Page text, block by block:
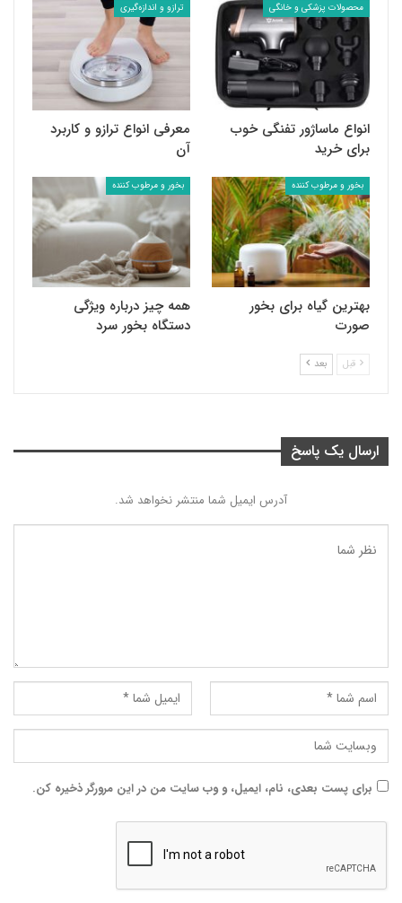
محصولات پزشکی و خانگی
انواع ماساژور تفنگی خوب
برای خرید
ترازو و اندازه‌گیری
معرفی انواع ترازو و کاربرد
آن
بخور و مرطوب کننده
بهترین گیاه برای بخور
صورت
بخور و مرطوب کننده
همه چیز درباره ویژگی
دستگاه بخور سرد
قبل بعد
ارسال یک پاسخ
آدرس ایمیل شما منتشر نخواهد شد.
برای پست بعدی، نام، ایمیل، و وب سایت من در این مرورگر ذخیره کن.